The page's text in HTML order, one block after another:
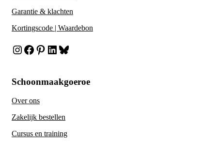
Garantie & klachten
Kortingscode | Waardebon
Instagram
Facebook
Pinterest
LinkedIn
Bluesky
Schoonmaakgoeroe
Over ons
Zakelijk bestellen
Cursus en training